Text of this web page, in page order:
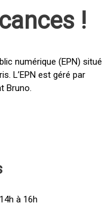
!
numérique (EPN) situé
L’EPN est géré par
Bruno.
à 16h